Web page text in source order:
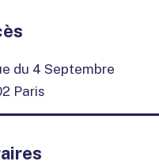
du 4 Septembre
Paris